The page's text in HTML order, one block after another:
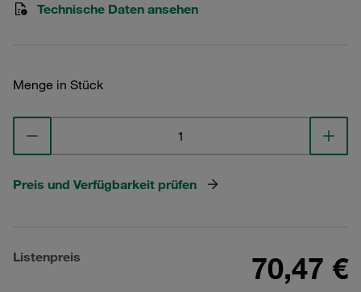
Technische Daten ansehen
Menge in Stück
Preis und Verfügbarkeit prüfen
Listenpreis 70,47 €